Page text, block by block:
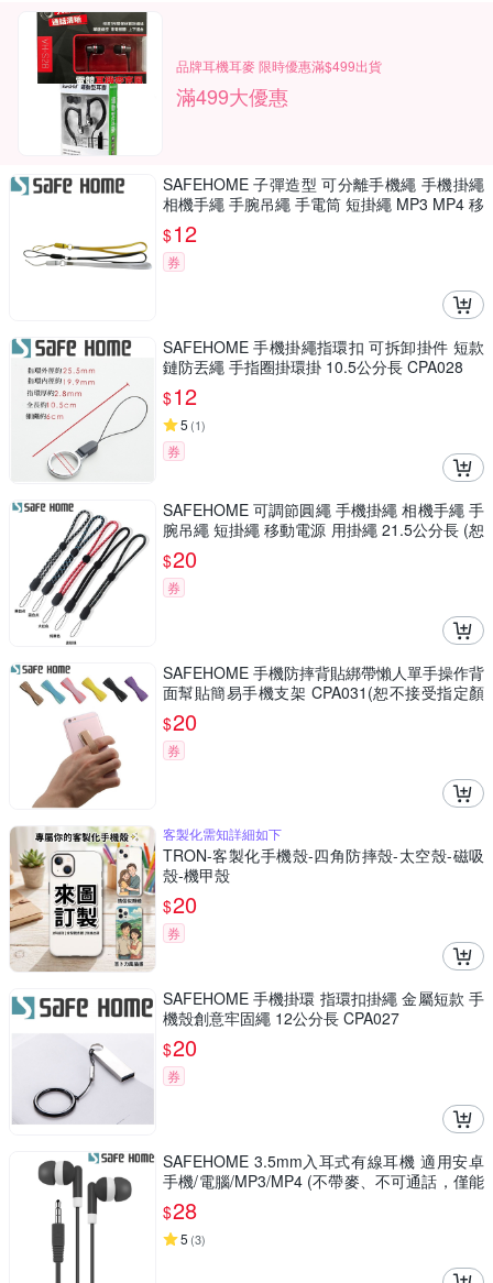
品牌耳機耳麥 限時優惠滿$499出貨
滿499大優惠
SAFEHOME 子彈造型 可分離手機繩 手機掛繩
相機手繩 手腕吊繩 手電筒 短掛繩 MP3 MP4 移
動電源 用掛繩 13公分長 CPA019
$12
券
SAFEHOME 手機掛繩指環扣 可拆卸掛件 短款
鏈防丟繩 手指圈掛環掛 10.5公分長 CPA028
$12
5 (1)
券
SAFEHOME 可調節圓繩 手機掛繩 相機手繩 手
腕吊繩 短掛繩 移動電源 用掛繩 21.5公分長 (恕
不接受指定顏色出貨) CPA026
$20
券
SAFEHOME 手機防摔背貼綁帶懶人單手操作背
面幫貼簡易手機支架 CPA031(恕不接受指定顏
色出貨)
$20
券
客製化需知詳細如下
TRON-客製化手機殼-四角防摔殼-太空殼-磁吸
殼-機甲殼
$20
券
SAFEHOME 手機掛環 指環扣掛繩 金屬短款 手
機殼創意牢固繩 12公分長 CPA027
$20
券
SAFEHOME 3.5mm入耳式有線耳機 適用安卓
手機/電腦/MP3/MP4 (不帶麥、不可通話，僅能
聽音樂) EH3501
$28
5 (3)